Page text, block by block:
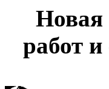
Новая
работ